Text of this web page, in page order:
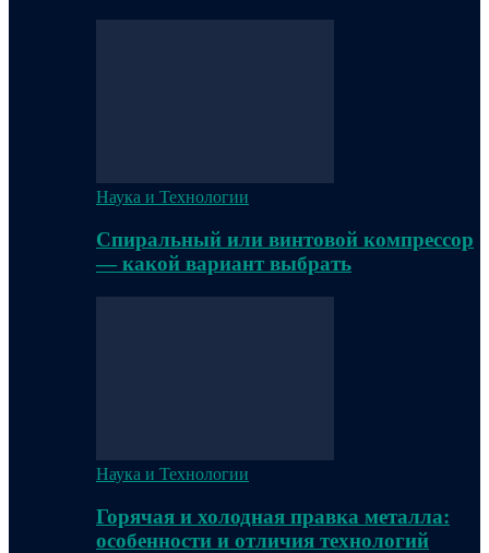
Наука и Технологии
Спиральный или винтовой компрессор
— какой вариант выбрать
Наука и Технологии
Горячая и холодная правка металла:
особенности и отличия технологий